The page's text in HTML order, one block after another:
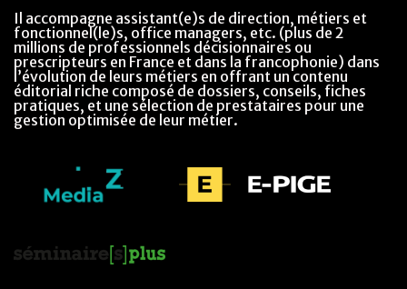
Il accompagne assistant(e)s de direction, métiers et
fonctionnel(le)s, office managers, etc. (plus de 2
millions de professionnels décisionnaires ou
prescripteurs en France et dans la francophonie) dans
l’évolution de leurs métiers en offrant un contenu
éditorial riche composé de dossiers, conseils, fiches
pratiques, et une sélection de prestataires pour une
gestion optimisée de leur métier.